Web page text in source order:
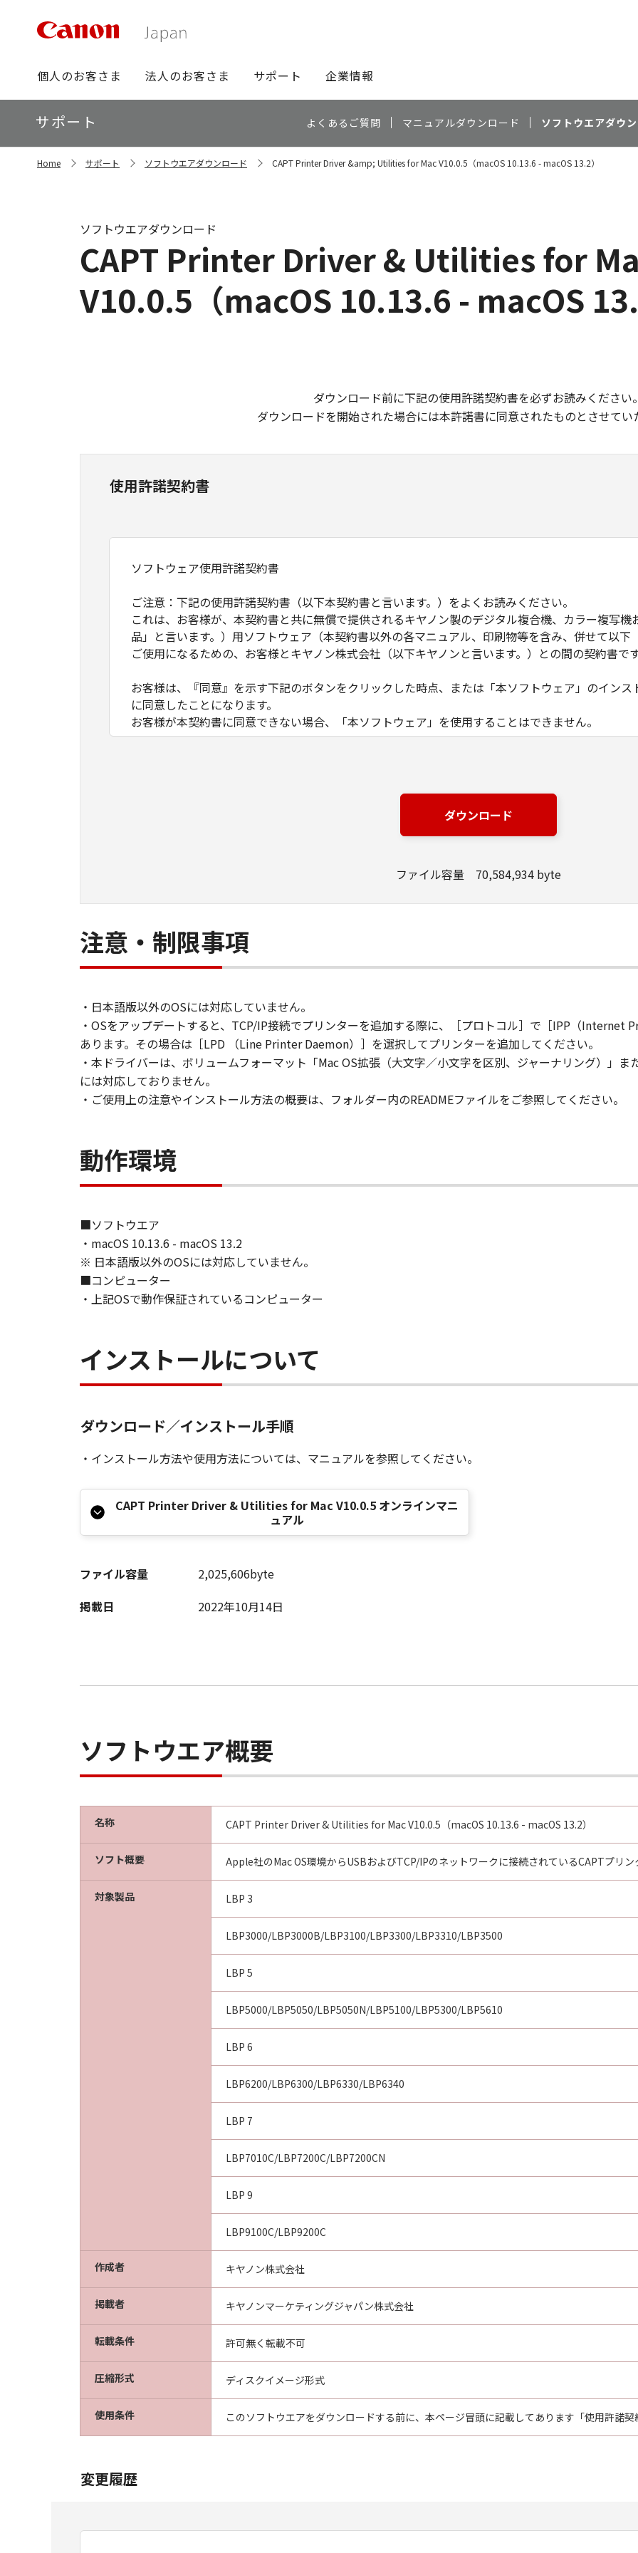
グ
ロ
ー
バ
ビ
個人のお客さま 法人のお客さま サポート 企業情報
ロ
ー
カ
ル
サポート よくあるご質問 マニュアルダウンロード ソフトウエアダウ
Home サポート ソフトウエアダウンロード CAPT Printer Driver &amp; Utilities for Mac V10.0.5（macOS 10.13.6 - macOS 13.2）
CAPT Printer Driver & Utilities for
V10.0.5（macOS 10.13.6 - macOS
ソフトウエアダウンロード
ダウンロード前に下記の使用許諾契約書を必ずお読みください。
ダウンロードを開始された場合には本許諾書に同意されたものとさせてい
使用許諾契約書
ソフトウェア使用許諾契約書
ご注意：下記の使用許諾契約書（以下本契約書と言います。）をよくお読みください。
これは、お客様が、本契約書と共に無償で提供されるキヤノン製のデジタル複合機、カラー複写
品」と言います。）用ソフトウェア（本契約書以外の各マニュアル、印刷物等を含み、併せて以下
ご使用になるための、お客様とキヤノン株式会社（以下キヤノンと言います。）との間の契約書です
お客様は、『同意』を示す下記のボタンをクリックした時点、または「本ソフトウェア」のイン
に同意したことになります。
お客様が本契約書に同意できない場合、「本ソフトウェア」を使用することはできません。
数のコンピューター（以下「指定機器」と言います。）において、「本ソフトウェア」を使用（本
ア」をコンピューターの記憶媒体上にインストールすること、またはコンピューターにおいて表示
は実行することのいずれも含むものとします。）するための非独占的権利をお客様に対して許諾し
ネットワークを通じて接続されたコンピューター上で、かかるコンピューターの使用者に対して「
ができます。
(3) 上記(1)および(2)に定める場合を除き、キヤノンまたはキヤノンのライセンサーのいかなる知的
わず、本契約書によってお客様に譲渡あるいは許諾されるものではありません。
とはできません。
(2) お客様は、「本ソフトウェア」の全部または一部を修正、改変、逆コンパイル、逆アセンブル
することはできません。また第三者にこのような行為をさせてはなりません。
３．著作権表示
お客様は、「本ソフトウェア」に含まれるキヤノンまたはキヤノンのライセンサーの著作権表示を
４．所有権
「本ソフトウェア」に係る権原および所有権は、その内容によりキヤノンまたはキヤノンのライセ
お客様は、日本国政府または関連する外国政府より必要な許可等を得ることなしに、「本ソフトウ
は間接に輸出してはなりません。
６．サポートおよびアップデート
キヤノン、キヤノンの子会社、関係会社、それらの販売代理店および販売店、並びにキヤノンのラ
トウェア」の使用を支援すること、および「本ソフトウェア」に対してアップデート、バグの修正
７．保証の否認・免責
(1) 「本ソフトウェア」は、『現状のまま』の状態で使用許諾されます。キヤノン、キヤノンのライ
ノンの関連会社、それらの販売代理店または販売店のいずれも、「本ソフトウェア」に関して、
(2) キヤノン、キヤノンのライセンサー、キヤノンの子会社、キヤノンの関連会社、それらの販売代
定されない全ての損害を言います。）について、適用法で認められる限り、一切の責任を負わない
されていた場合でも同様です。
(3) キヤノン、キヤノンのライセンサー、キヤノンの子会社、キヤノンの関連会社、それらの販売代
ソフトウェア」、または「本ソフトウェア」の使用に起因または関連してお客様と第三者との間に
８．契約期間
効し、下記(2)または(3)により終了されるまで有効に存続します。
９．U.S. GOVERNMENT RESTRICTED RIGHTS NOTICE
“米国政府エンドユーザー”とは、米国政府の機関また団体を意味します。もしお客様が米国政府
"commercial computer software" and "commercial computer software documentation," as such
(Sept 1995). Consistent with 48 C.F.R. 12.212 and 48 C.F.R. 227.7202-1 through 227.7202-4
chome, Ohta-ku, Tokyo 146-8501, Japan.
本条項中で使用される"the SOFTWARE"とは、本契約書中で定義される「本ソフトウェア」を意
10．分離可能性
本契約書のいずれかの条項またはその一部が法律により無効であると決定された場合でも、その他
ダウンロード
ファイル容量 70,584,934 byte
注意・制限事項
・日本語版以外のOSには対応していません。
・OSをアップデートすると、TCP/IP接続でプリンターを追加する際に、［プロトコル］で［IPP（
あります。その場合は［LPD （Line Printer Daemon）］を選択してプリンターを追加してください。
・本ドライバーは、ボリュームフォーマット「Mac OS拡張（大文字／小文字を区別、ジャーナリング）」ま
には対応しておりません。
・ご使用上の注意やインストール方法の概要は、フォルダー内のREADMEファイルをご参照してください。
動作環境
■ソフトウエア
・macOS 10.13.6 - macOS 13.2
※ 日本語版以外のOSには対応していません。
■コンピューター
・上記OSで動作保証されているコンピューター
インストールについて
ダウンロード／インストール手順
・インストール方法や使用方法については、マニュアルを参照してください。
CAPT Printer Driver & Utilities for Mac V10.0.5 オンラインマニ
ュアル
ファイル容量
2,025,606byte
掲載日
2022年10月14日
ソフトウエア概要
名称 CAPT Printer Driver & Utilities for Mac V10.0.5（macOS 10.13.6 - macOS 13.2）
ソフト概要 Apple社のMac OS環境からUSBおよびTCP/IPのネットワークに接続されているCAPTプリン
対象製品 LBP 3
LBP3000/LBP3000B/LBP3100/LBP3300/LBP3310/LBP3500
LBP 5
LBP5000/LBP5050/LBP5050N/LBP5100/LBP5300/LBP5610
LBP 6
LBP6200/LBP6300/LBP6330/LBP6340
LBP 7
LBP7010C/LBP7200C/LBP7200CN
LBP 9
LBP9100C/LBP9200C
作成者 キヤノン株式会社
掲載者 キヤノンマーケティングジャパン株式会社
転載条件 許可無く転載不可
圧縮形式 ディスクイメージ形式
使用条件 このソフトウエアをダウンロードする前に、本ページ冒頭に記載してあります「使用許諾契
変更履歴